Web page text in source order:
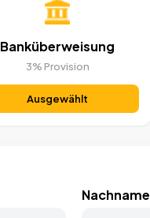
Banküberweisung
3% Provision
Ausgewählt
Nachname